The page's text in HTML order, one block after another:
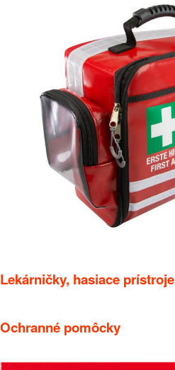
Lekárničky, hasiace prístroje
Ochranné pomôcky